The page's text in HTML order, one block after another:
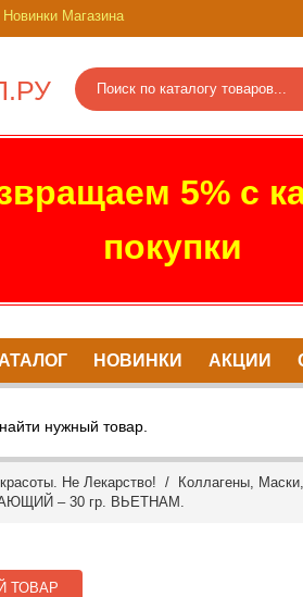
Магазина
5% с
покупки
НОВИНКИ АКЦИИ
нужный товар.
Не Лекарство! / Коллагены,
– 30 гр. ВЬЕТНАМ.
ТОВАР